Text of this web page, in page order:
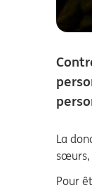
La
sœurs,
Pour